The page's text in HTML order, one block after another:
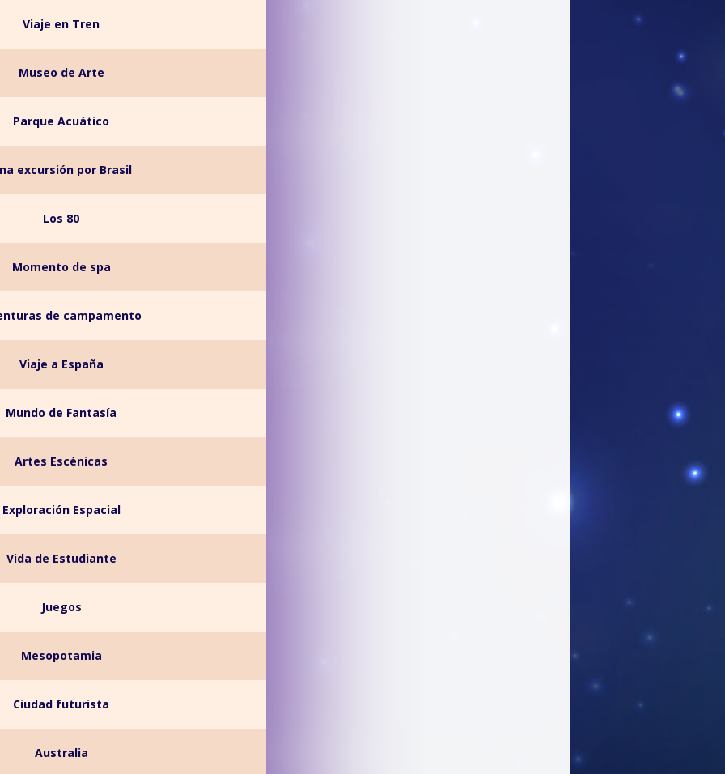
Viaje en Tren
Museo de Arte
Parque Acuático
excursión por Brasil
Los 80
Momento de spa
de campamento
Viaje a España
Mundo de Fantasía
Artes Escénicas
Exploración Espacial
Vida de Estudiante
Juegos
Mesopotamia
Ciudad futurista
Australia